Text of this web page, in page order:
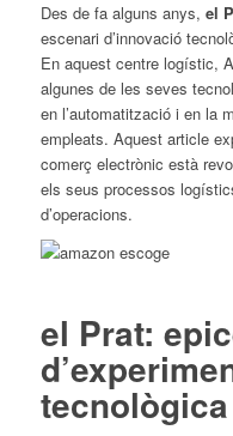
Des de fa alguns anys, el
escenari d’innovació
En aquest centre logístic,
algunes de les seves
en l’automatització i en la
empleats. Aquest article
comerç electrònic està
els seus processos
d’operacions.
el Prat:
tecnològica